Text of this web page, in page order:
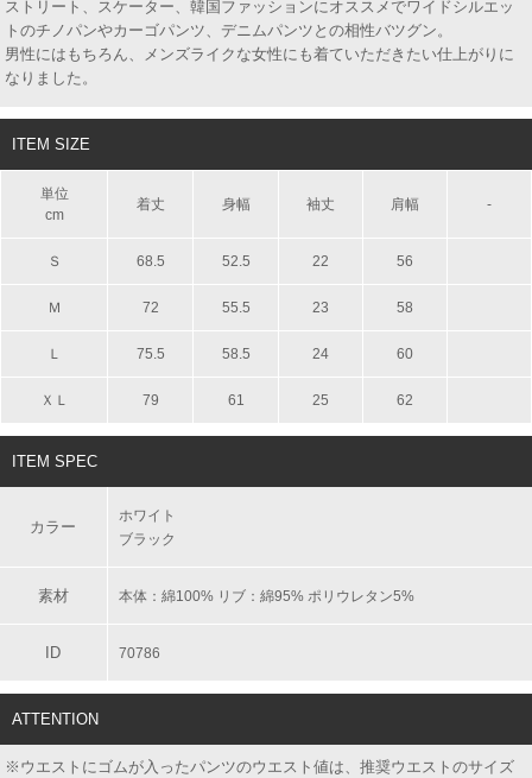
ストリート、スケーター、韓国ファッションにオススメでワイドシルエッ
トのチノパンやカーゴパンツ、デニムパンツとの相性バツグン。
男性にはもちろん、メンズライクな女性にも着ていただきたい仕上がりに
なりました。
ITEM SIZE
単位
cm
着丈 身幅 袖丈 肩幅 -
Ｓ 68.5 52.5 22 56
Ｍ 72 55.5 23 58
Ｌ 75.5 58.5 24 60
ＸＬ 79 61 25 62
ITEM SPEC
カラー
ホワイト
ブラック
素材 本体：綿100% リブ：綿95% ポリウレタン5%
ID 70786
ATTENTION
※ウエストにゴムが入ったパンツのウエスト値は、推奨ウエストのサイズ